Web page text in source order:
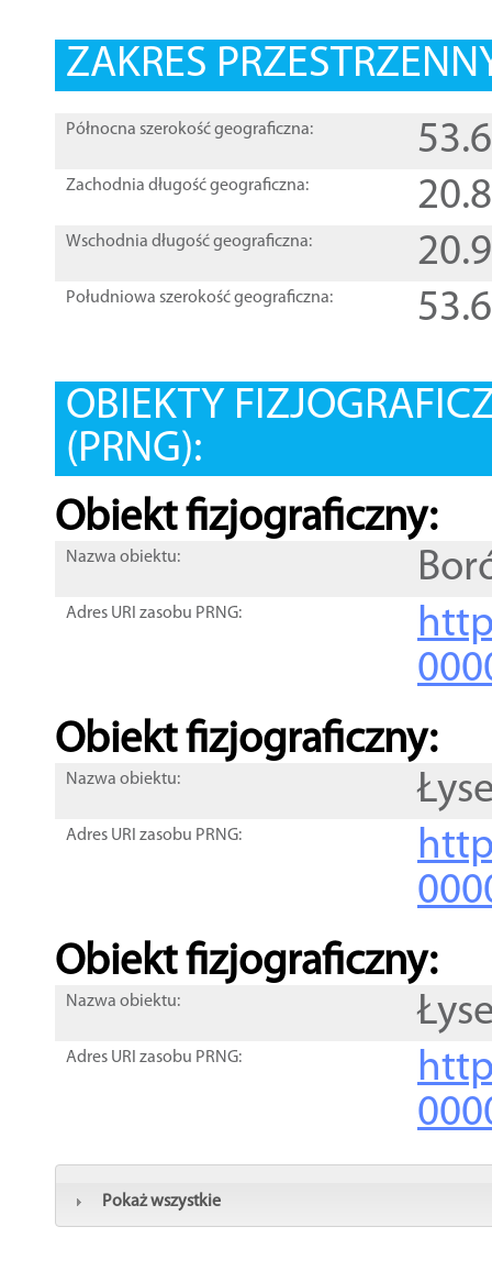
ZAKRES
Północna szerokość geograficzna:
Zachodnia długość geograficzna:
Wschodnia długość geograficzna:
Południowa szerokość geograficzna:
OBIEKTY
(PRNG):
Obiekt fizjograficzny:
Nazwa obiektu:
Adres URI zasobu PRNG:
Obiekt fizjograficzny:
Nazwa obiektu:
Adres URI zasobu PRNG:
Obiekt fizjograficzny:
Nazwa obiektu:
Adres URI zasobu PRNG:
Pokaż wszystkie